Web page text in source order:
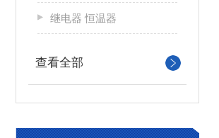
继电器 恒温器
查看全部